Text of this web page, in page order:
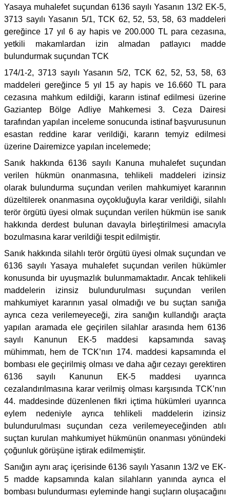
Yasaya muhalefet suçundan 6136 sayılı Yasanın 13/2 EK-5,
3713 sayılı Yasanın 5/1, TCK 62, 52, 53, 58, 63 maddeleri
gereğince 17 yıl 6 ay hapis ve 200.000 TL para cezasına,
yetkili makamlardan izin almadan patlayıcı madde
bulundurmak suçundan TCK
174/1-2, 3713 sayılı Yasanın 5/2, TCK 62, 52, 53, 58, 63
maddeleri gereğince 5 yıl 15 ay hapis ve 16.660 TL para
cezasına mahkum edildiği, kararın istinaf edilmesi üzerine
Gaziantep Bölge Adliye Mahkemesi 3. Ceza Dairesi
tarafından yapılan inceleme sonucunda istinaf başvurusunun
esastan reddine karar verildiği, kararın temyiz edilmesi
üzerine Dairemizce yapılan incelemede;
Sanık hakkında 6136 sayılı Kanuna muhalefet suçundan
verilen hükmün onanmasına, tehlikeli maddeleri izinsiz
olarak bulundurma suçundan verilen mahkumiyet kararının
düzeltilerek onanmasına oyçokluğuyla karar verildiği, silahlı
terör örgütü üyesi olmak suçundan verilen hükmün ise sanık
hakkında derdest bulunan davayla birleştirilmesi amacıyla
bozulmasına karar verildiği tespit edilmiştir.
Sanık hakkında silahlı terör örgütü üyesi olmak suçundan ve
6136 sayılı Yasaya muhalefet suçundan verilen hükümler
konusunda bir uyuşmazlık bulunmamaktadır. Ancak tehlikeli
maddelerin izinsiz bulundurulması suçundan verilen
mahkumiyet kararının yasal olmadığı ve bu suçtan sanığa
ayrıca ceza verilemeyeceği, zira sanığın kullandığı araçta
yapılan aramada ele geçirilen silahlar arasında hem 6136
sayılı Kanunun EK-5 maddesi kapsamında savaş
mühimmatı, hem de TCK’nın 174. maddesi kapsamında el
bombası ele geçirilmiş olması ve daha ağır cezayı gerektiren
6136 sayılı Kanunun EK-5 maddesi uyarınca
cezalandırılmasına karar verilmiş olması karşısında TCK’nın
44. maddesinde düzenlenen fikri içtima hükümleri uyarınca
eylem nedeniyle ayrıca tehlikeli maddelerin izinsiz
bulundurulması suçundan ceza verilemeyeceğinden atılı
suçtan kurulan mahkumiyet hükmünün onanması yönündeki
çoğunluk görüşüne iştirak edilmemiştir.
Sanığın aynı araç içerisinde 6136 sayılı Yasanın 13/2 ve EK-
5 madde kapsamında kalan silahların yanında ayrıca el
bombası bulundurması eyleminde hangi suçların oluşacağını